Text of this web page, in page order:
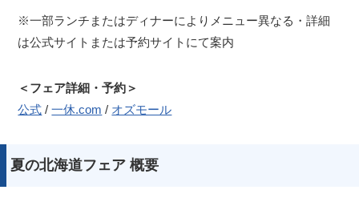
※一部ランチまたはディナーによりメニュー異なる・詳細
は公式サイトまたは予約サイトにて案内
＜フェア詳細・予約＞
公式 /一休.com / オズモール
夏の北海道フェア 概要